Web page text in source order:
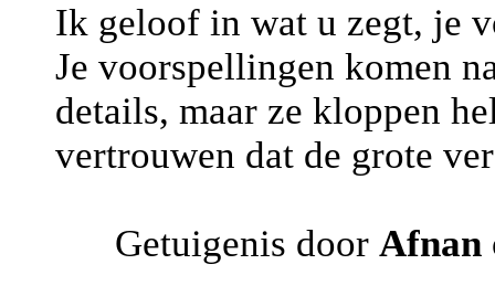
Ik geloof in wat u zegt, je
Je voorspellingen komen
details, maar ze kloppen
vertrouwen dat de grote
Getuigenis door Afnan